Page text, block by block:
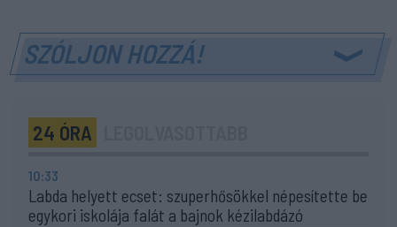
SZÓLJON HOZZÁ!
24 ÓRA
10:33
Labda helyett ecset: szuperhősökkel népesítette be
egykori iskolája falát a bajnok kézilabdázó